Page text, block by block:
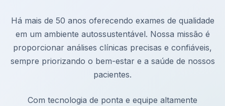
Há mais de 50 anos oferecendo exames de qualidade
em um ambiente autossustentável. Nossa missão é
proporcionar análises clínicas precisas e confiáveis,
sempre priorizando o bem-estar e a saúde de nossos
pacientes.
Com tecnologia de ponta e equipe altamente